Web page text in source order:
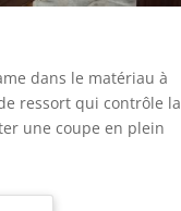
dans le matériau à
ressort qui contrôle la
une coupe en plein